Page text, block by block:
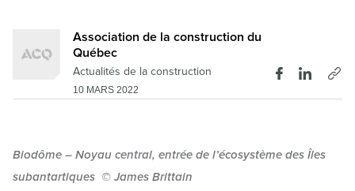
Association de la construction du
Québec
Actualités de la construction
10 MARS 2022
Biodôme – Noyau central, entrée de l’écosystème des Îles
subantartiques © James Brittain